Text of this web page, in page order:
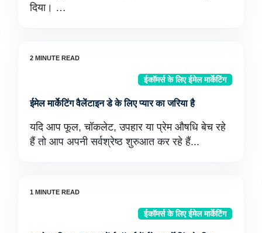
दिया। …
ईकॉमर्स के लिए ईमेल मार्केटिंग
ईमेल मार्केटिंग वैलेंटाइन डे के लिए प्यार का जरिया है
यदि आप फूल, चॉकलेट, उपहार या प्रेम औषधि बेच रहे
हैं तो आप अपनी सर्वश्रेष्ठ शुरुआत कर रहे हैं...
ईकॉमर्स के लिए ईमेल मार्केटिंग